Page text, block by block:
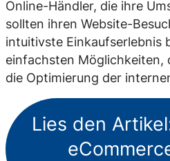
Online-Händler, die ihre
sollten ihren Website-
intuitivste Einkaufserlebnis
einfachsten Möglichkeiten,
die Optimierung der
Lies den